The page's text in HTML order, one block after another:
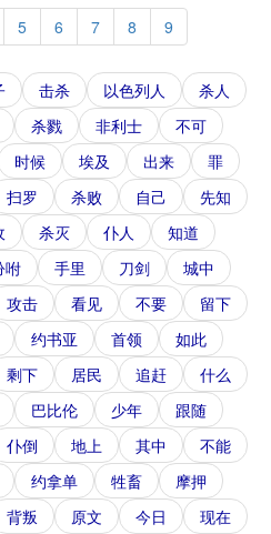
5 6 7 8 9
击杀 以色列人
杀人
杀戮 非利士
不可
时候 埃及 出来
罪
扫罗 杀败 自己
先知
杀灭 仆人
知道
咐 手里 刀剑
城中
攻击 看见 不要
留下
约书亚 首领
如此
剩下 居民 追赶
什么
巴比伦 少年
跟随
仆倒 地上 其中
不能
约拿单 牲畜
摩押
背叛 原文 今日 现在